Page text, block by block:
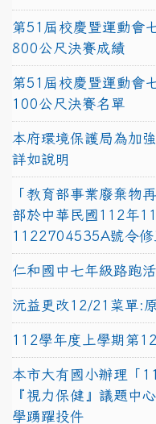
第51屆校慶暨運動會
800公尺決賽成績
第51屆校慶暨運動會
100公尺決賽名單
本府環境保護局為加
詳如說明
「教育部事業廢棄物
部於中華民國112年
1122704535A號令修
仁和國中七年級路跑
沅益更改12/21菜單:
112學年度上學期第
本市大有國小辦理「
『視力保健』議題中
學踴躍投件